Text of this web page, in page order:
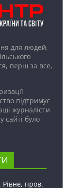
для людей,
перш за все,
підтримує
журналісти
було
Рівне, пров.